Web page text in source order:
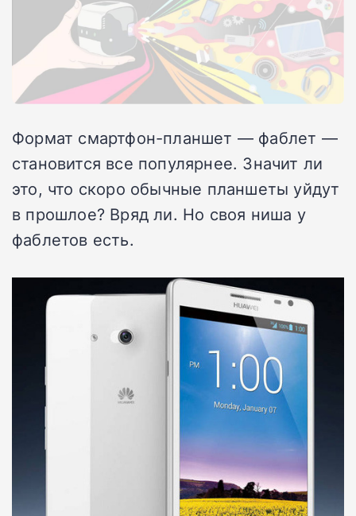
Формат смартфон-планшет — фаблет —
становится все популярнее. Значит ли
это, что скоро обычные планшеты уйдут
в прошлое? Вряд ли. Но своя ниша у
фаблетов есть.